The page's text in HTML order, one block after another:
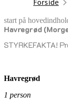
Forside
start på
Havregrød
STYRKEFAKTA!
senest opdateret 17.
Havregrød
1 person